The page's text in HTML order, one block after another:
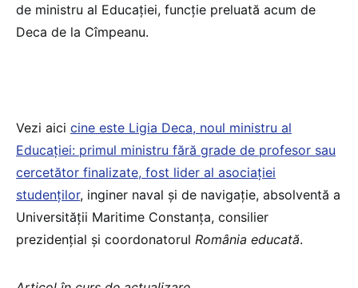
de ministru al Educației, funcție preluată acum de
Deca de la Cîmpeanu.
Vezi aici cine este Ligia Deca, noul ministru al
Educației: primul ministru fără grade de profesor sau
cercetător finalizate, fost lider al asociației
studenților, inginer naval și de navigație, absolventă a
Universității Maritime Constanța, consilier
prezidențial și coordonatorul România educată.